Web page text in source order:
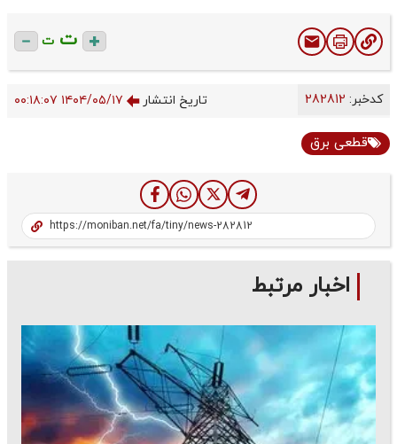
ت ت
کدخبر: تاریخ انتشار ۱۴۰۴/۰۵/۱۷ ۰۰:۱۸:۰۷
قطعی برق
اخبار مرتبط